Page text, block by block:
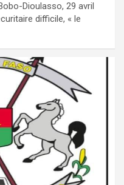
Dioulasso, 29 avril
difficile, « le